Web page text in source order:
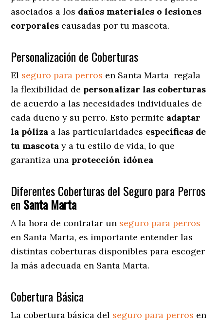
asociados a los daños materiales o lesiones
corporales causadas por tu mascota.
Personalización de Coberturas
El seguro para perros en Santa Marta regala
la flexibilidad de personalizar las coberturas
de acuerdo a las necesidades individuales de
cada dueño y su perro. Esto permite adaptar
la póliza a las particularidades específicas de
tu mascota y a tu estilo de vida, lo que
garantiza una protección idónea
Diferentes Coberturas del Seguro para Perros
en Santa Marta
A la hora de contratar un seguro para perros
en Santa Marta, es importante entender las
distintas coberturas disponibles para escoger
la más adecuada en Santa Marta.
Cobertura Básica
La cobertura básica del seguro para perros en